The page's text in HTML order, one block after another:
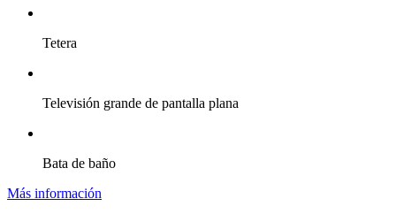
Tetera
Televisión grande de pantalla plana
Bata de baño
Más información